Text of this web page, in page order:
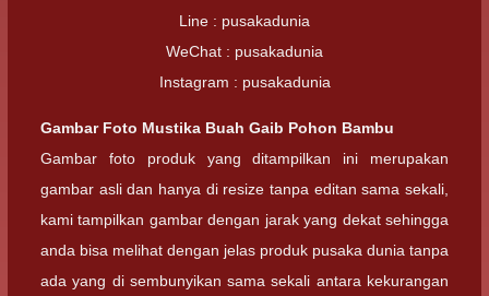
Line : pusakadunia
WeChat : pusakadunia
Instagram : pusakadunia
Gambar Foto Mustika Buah Gaib Pohon Bambu
Gambar foto produk yang ditampilkan ini merupakan
gambar asli dan hanya di resize tanpa editan sama sekali,
kami tampilkan gambar dengan jarak yang dekat sehingga
anda bisa melihat dengan jelas produk pusaka dunia tanpa
ada yang di sembunyikan sama sekali antara kekurangan